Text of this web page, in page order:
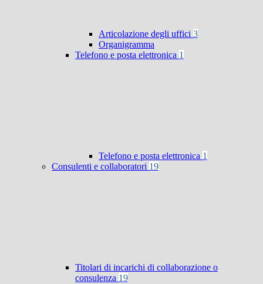
Articolazione degli uffici 3
Organigramma
Telefono e posta elettronica 1
Telefono e posta elettronica 1
Consulenti e collaboratori 19
Titolari di incarichi di collaborazione o
consulenza 19